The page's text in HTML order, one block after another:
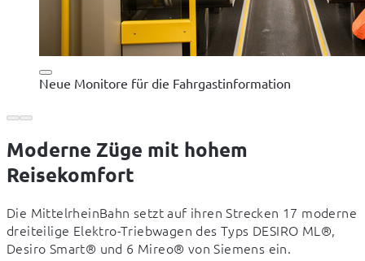
Neue Monitore für die Fahrgastinformation
Moderne Züge mit hohem
Reisekomfort
Die MittelrheinBahn setzt auf ihren Strecken 17 moderne
dreiteilige Elektro-Triebwagen des Typs DESIRO ML®,
Desiro Smart® und 6 Mireo® von Siemens ein.